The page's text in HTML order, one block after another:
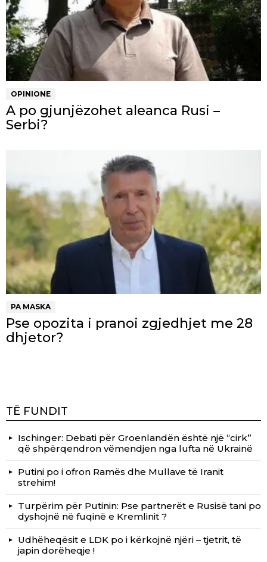
OPINIONE
A po gjunjëzohet aleanca Rusi –
Serbi?
PA MASKA
Pse opozita i pranoi zgjedhjet me 28
dhjetor?
TË FUNDIT
Ischinger: Debati për Groenlandën është një “cirk”
që shpërqendron vëmendjen nga lufta në Ukrainë
Putini po i ofron Ramës dhe Mullave të Iranit
strehim!
Turpërim për Putinin: Pse partnerët e Rusisë tani po
dyshojnë në fuqinë e Kremlinit ?
Udhëheqësit e LDK po i kërkojnë njëri – tjetrit, të
japin dorëheqje !